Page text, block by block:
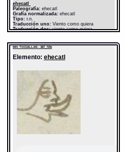
ehecatl
Paleografía:ehecatl
Grafía normalizada:ehecatl
Tipo:r.n.
Traducción uno:Viento como quiera
Traducción dos:viento como quiera
Gran Diccionario Náhuatl [en línea].
Universidad Nacional Autónoma de México
[Ciudad Universitaria, México D.F.]: 2012 [29-
http://www.gdn.unam.mx/contexto/13106
MH: TOCUILLAN - 387_725r
Elemento: ehecatl